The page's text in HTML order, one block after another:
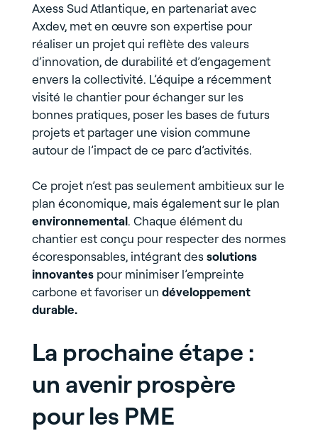
Axess Sud Atlantique, en partenariat avec
Axdev, met en œuvre son expertise pour
réaliser un projet qui reflète des valeurs
d’innovation, de durabilité et d’engagement
envers la collectivité. L’équipe a récemment
visité le chantier pour échanger sur les
bonnes pratiques, poser les bases de futurs
projets et partager une vision commune
autour de l’impact de ce parc d’activités.
Ce projet n’est pas seulement ambitieux sur le
plan économique, mais également sur le plan
environnemental. Chaque élément du
chantier est conçu pour respecter des normes
écoresponsables, intégrant dessolutions
innovantespour minimiser l’empreinte
carbone et favoriser un développement
durable.
La prochaine étape :
un avenir prospère
pour les PME